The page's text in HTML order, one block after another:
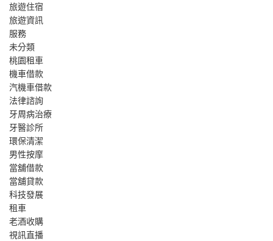
旅遊住宿
旅遊資訊
服務
未分類
桃園租車
機車借款
汽機車借款
法律諮詢
牙周病治療
牙醫診所
環保清潔
男性按摩
當舖借款
當舖貸款
科技發展
租車
老酒收購
視訊直播